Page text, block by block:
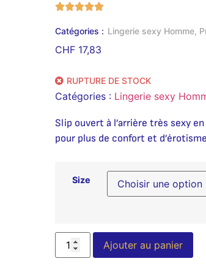
Catégories : Lingerie sexy Homme,
CHF 17,83
RUPTURE DE STOCK
Catégories : Lingerie sexy
Slip ouvert à l’arrière très sexy
pour plus de confort et
Size
Ajouter au panier